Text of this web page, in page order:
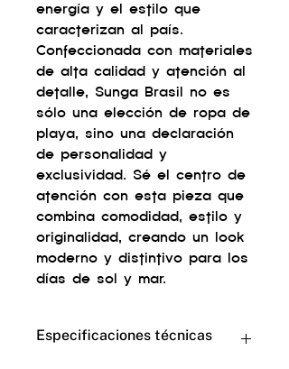
energía y el estilo que
caracterizan al país.
Confeccionada con materiales
de alta calidad y atención al
detalle, Sunga Brasil no es
sólo una elección de ropa de
playa, sino una declaración
de personalidad y
exclusividad. Sé el centro de
atención con esta pieza que
combina comodidad, estilo y
originalidad, creando un look
moderno y distintivo para los
días de sol y mar.
Especificaciones técnicas